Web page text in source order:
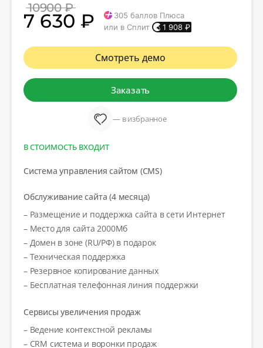
10900 ₽
7 630 ₽ 305 баллов Плюса
или в Сплит
1 908 ₽
Смотреть демо
Заказать
— в избранное
В СТОИМОСТЬ ВХОДИТ
Система управления сайтом (CMS)
Обслуживание сайта (4 месяца)
– Размещение и поддержка сайта в сети Интернет
– Место для сайта 2000Мб
– Домен в зоне (RU/РФ) в подарок
– Техническая поддержка
– Резервное копирование данных
– Бесплатная телефонная линия поддержки
Сервисы увеличения продаж
– Ведение контекстной рекламы
– CRM система и воронки продаж